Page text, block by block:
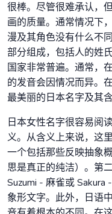
很棒。尽管很难承认，
画的质量。通常情况下
漫及其角色没有什么不
部分组成，包括人的姓
国家非常普遍。通常，
的发音会因情况而异。
最美丽的日本名字及其含
日本女性名字很容易阅
义。从含义上来说，这
一个包括那些反映抽象
思是真正的纯洁）。第
Suzumi - 麻雀或
象形文字。此外，日语